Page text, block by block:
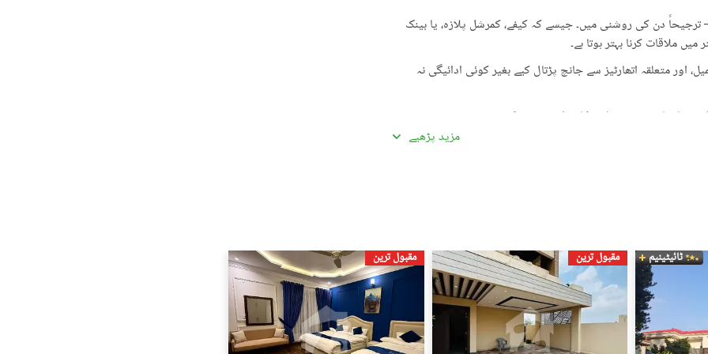
دن کی روشنی میں۔ جیسے کہ کیفے، کمرشل پلازہ، یا بینک
ملاقات کرنا بہتر ہوتا ہے۔
اور متعلقہ اتھارٹیز سے جانچ پڑتال کیے بغیر کوئی ادائیگی نہ
معلومات سے تفصیلات کا موازنہ ضرور کریں۔
اچھی لگیں۔ غیرمعمولی طور پر کم قیمتیں دھوکہ دہی کی
جائیداد پر کسی بھی قسم کی رکاوٹ یا تنازعے کی جانچ کریں۔
کسی قابل اعتماد شخص کو ساتھ لے جائیں۔
ذاتی یا مالی معلومات شیئر کرنے سے گریز کریں۔
کے لیے ذمہ دار نہیں ہے۔ تمام صارفین اپنے اشتہارات
خود ذمہ دار ہیں۔ کسی بھی معاہدے کو حتمی شکل دینے سے پہلے
مزید پڑھیے
مقبول ترین مقبول ترین ٹائیٹینیم